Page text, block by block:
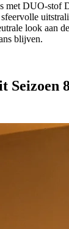
met DUO-stof
look aan
blijven.
Seizoen